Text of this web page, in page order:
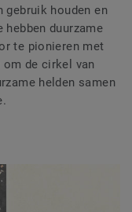
gebruik houden en
duurzame
te pionieren met
de cirkel van
helden samen